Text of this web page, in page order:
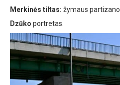
Merkinės tiltas: žymaus partizano
Dzūko portretas.